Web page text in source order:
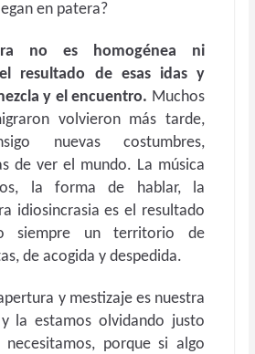
en patera?
no es homogénea ni
resultado de esas idas y
y el encuentro. Muchos
volvieron más tarde,
nuevas costumbres,
de ver el mundo. La música
la forma de hablar, la
idiosincrasia es el resultado
siempre un territorio de
de acogida y despedida.
y mestizaje es nuestra
la estamos olvidando justo
porque si algo